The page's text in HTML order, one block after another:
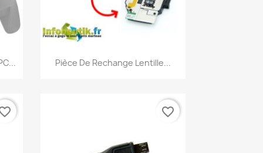
Aperçu rapide
Pièce De Rechange Lentille...
favorite_border